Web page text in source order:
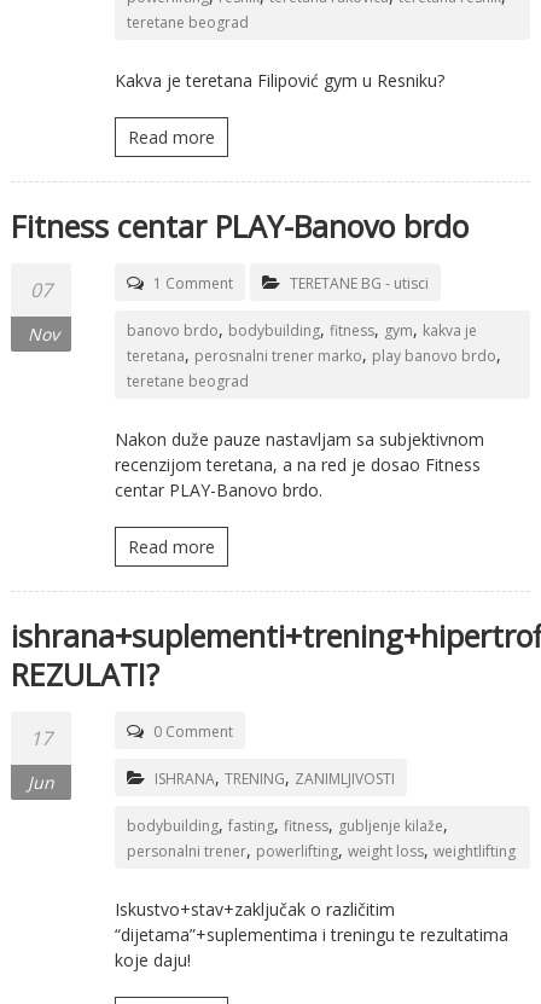
teretane beograd
Kakva je teretana Filipović gym u Resniku?
Read more
Fitness centar PLAY-Banovo brdo
07
Nov
1 Comment TERETANE BG - utisci
banovo brdo, bodybuilding, fitness, gym, kakva je
teretana, perosnalni trener marko, play banovo brdo,
teretane beograd
Nakon duže pauze nastavljam sa subjektivnom
recenzijom teretana, a na red je dosao Fitness
centar PLAY-Banovo brdo.
Read more
REZULATI?
17
Jun
0 Comment
ISHRANA, TRENING, ZANIMLJIVOSTI
bodybuilding, fasting, fitness, gubljenje kilaže,
personalni trener, powerlifting, weight loss, weightlifting
Iskustvo+stav+zaključak o različitim
“dijetama”+suplementima i treningu te rezultatima
koje daju!